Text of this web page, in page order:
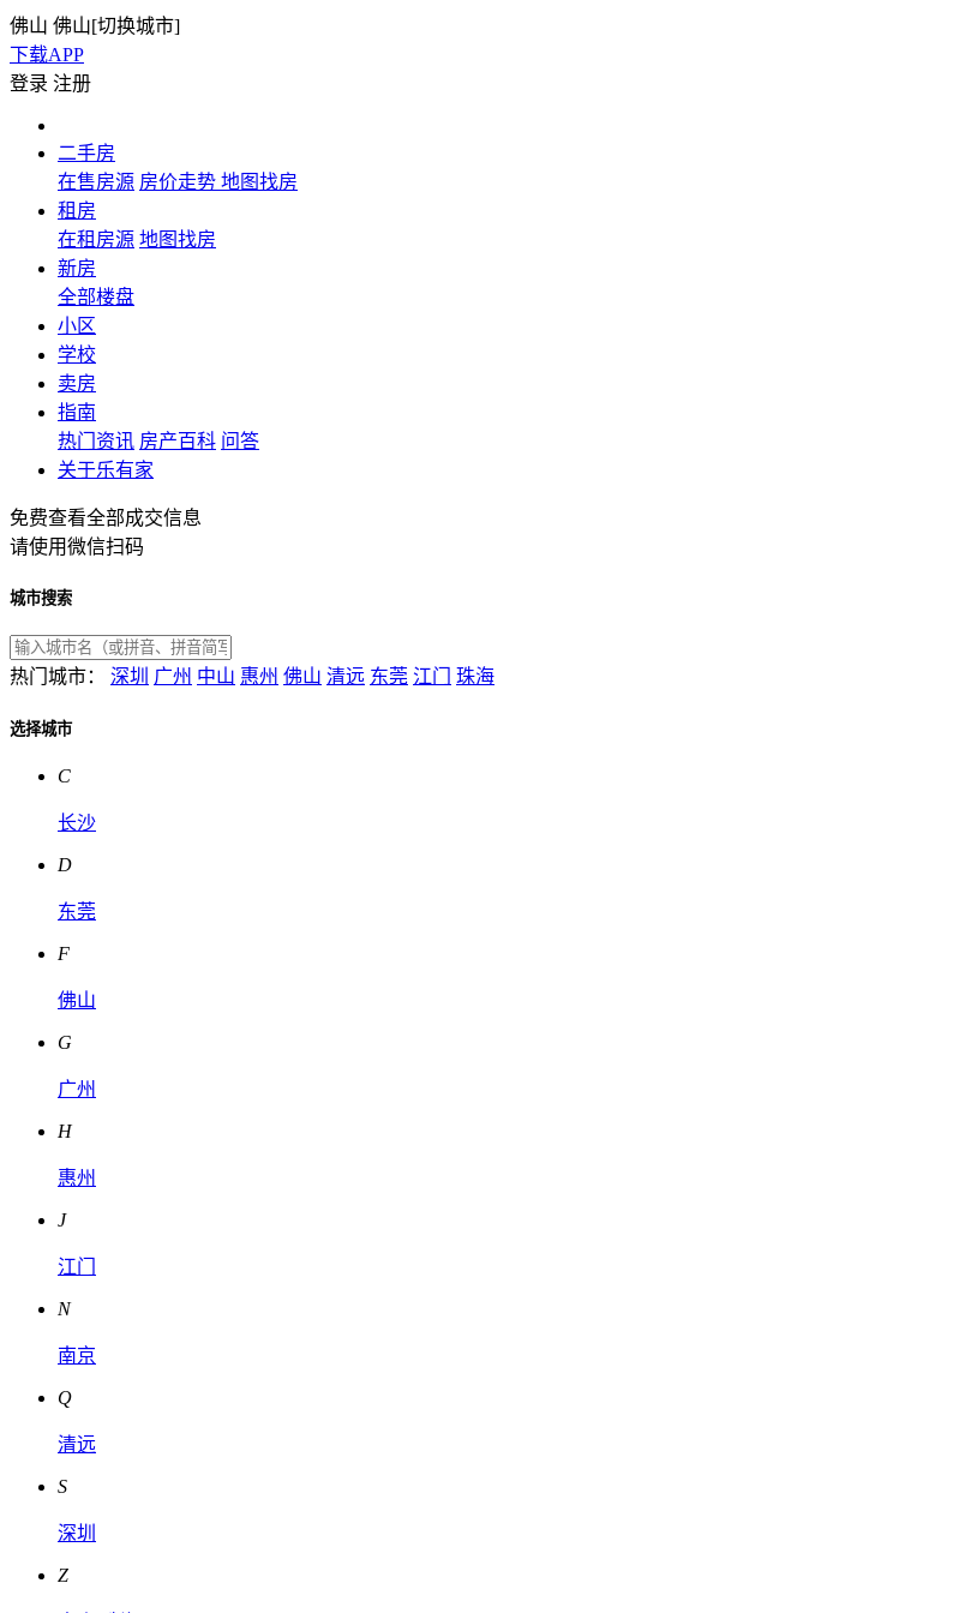
佛山 佛山[切换城市]
下载APP
登录 注册
二手房
在售房源 房价走势 地图找房
租房
在租房源 地图找房
新房
全部楼盘
小区
学校
卖房
指南
热门资讯 房产百科 问答
关于乐有家
免费查看全部成交信息
请使用微信扫码
城市搜索
热门城市： 深圳 广州 中山 惠州 佛山 清远 东莞 江门 珠海
选择城市
C
长沙
D
东莞
F
佛山
G
广州
H
惠州
J
江门
N
南京
Q
清远
S
深圳
Z